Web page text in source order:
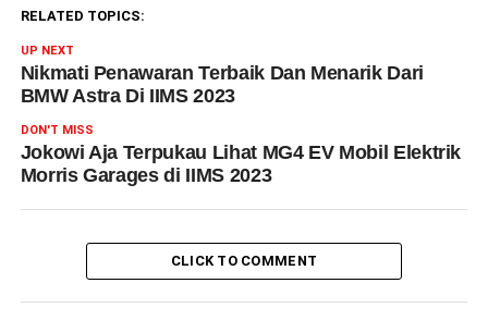
RELATED TOPICS:
UP NEXT
Nikmati Penawaran Terbaik Dan Menarik Dari
BMW Astra Di IIMS 2023
DON'T MISS
Jokowi Aja Terpukau Lihat MG4 EV Mobil Elektrik
Morris Garages di IIMS 2023
CLICK TO COMMENT